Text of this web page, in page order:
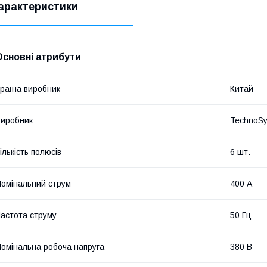
атрибути
виробник Китай
полюсів 6 шт.
струм 400 А
струму 50 Гц
робоча напруга 380 В